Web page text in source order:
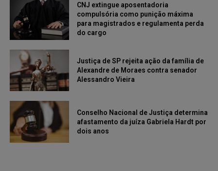
CNJ extingue aposentadoria
compulsória como punição máxima
para magistrados e regulamenta perda
do cargo
Justiça de SP rejeita ação da família de
Alexandre de Moraes contra senador
Alessandro Vieira
Conselho Nacional de Justiça determina
afastamento da juíza Gabriela Hardt por
dois anos